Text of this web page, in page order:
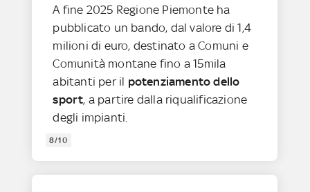
A fine 2025 Regione Piemonte ha
pubblicato un bando, dal valore di 1,4
milioni di euro, destinato a Comuni e
Comunità montane fino a 15mila
abitanti per il potenziamento dello
sport, a partire dalla riqualificazione
degli impianti.
8/10